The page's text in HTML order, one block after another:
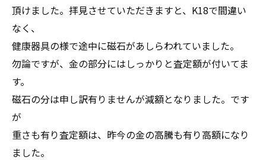
頂けました。拝見させていただきますと、K18で間違い
なく、
健康器具の様で途中に磁石があしらわれていました。
勿論ですが、金の部分にはしっかりと査定額が付いてま
す。
磁石の分は申し訳有りませんが減額となりました。です
が
重さも有り査定額は、昨今の金の高騰も有り高額になり
ました。